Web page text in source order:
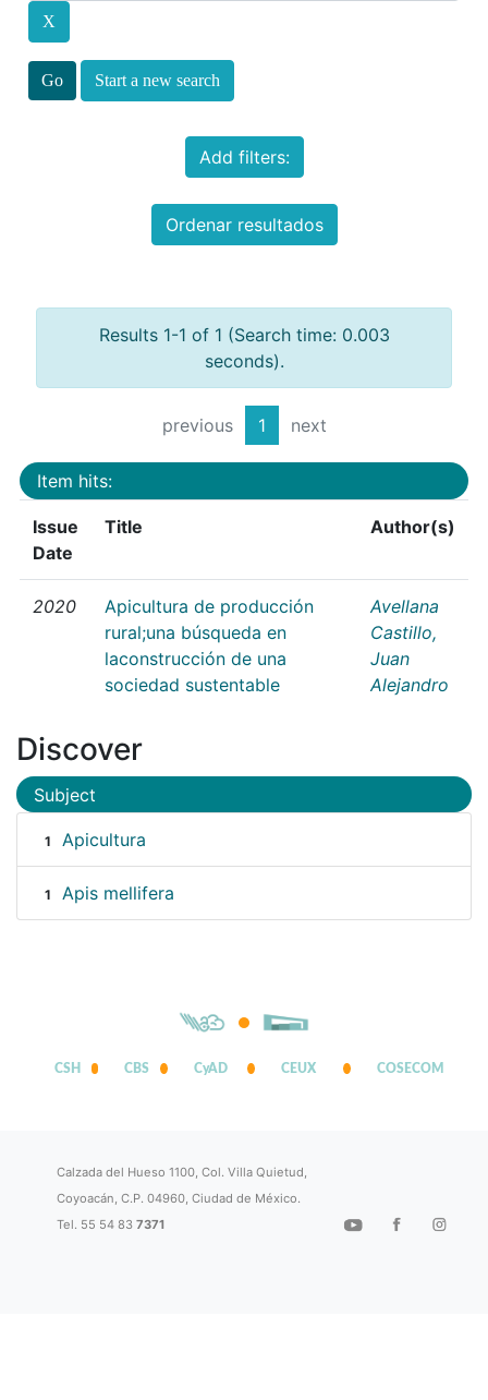
Start a new search
Add filters:
Ordenar resultados
Results 1-1 of 1 (Search time: 0.003
seconds).
previous 1 next
Item hits:
Issue
Date
Title Author(s)
2020
Apicultura de producción
rural;una búsqueda en
laconstrucción de una
sociedad sustentable
Avellana
Castillo,
Juan
Alejandro
Discover
Subject
1 Apicultura
1 Apis mellifera
CSH CBS CyAD CEUX COSECOM
Calzada del Hueso 1100, Col. Villa Quietud,
Coyoacán, C.P. 04960, Ciudad de México.
Tel. 55 54 837371